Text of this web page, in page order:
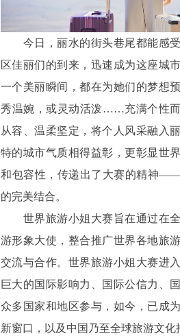
今日，丽水的街头巷尾都能感受
区佳丽们的到来，迅速成为这座城
一个美丽瞬间，都在为她们的梦想
秀温婉，或灵动活泼……充满个性
从容、温柔坚定，将个人风采融入
特的城市气质相得益彰，更彰显世
和包容性，传递出了大赛的精神
的完美结合。
世界旅游小姐大赛旨在通过在全
游形象大使，整合推广世界各地旅
交流与合作。世界旅游小姐大赛进
巨大的国际影响力、国际公信力、
众多国家和地区参与，如今，已成
新窗口，以及中国乃至全球旅游文化